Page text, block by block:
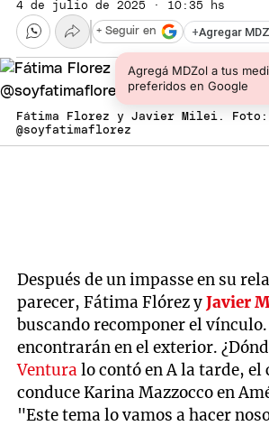
4 de julio de 2025 · 10:35 hs
+Agregar
Agregá MDZol a tus
preferidos en Google
+ Seguir en
Fátima Florez y Javier Milei. Foto:
@soyfatimaflorez
Después de un impasse en su
parecer, Fátima Flórez yJavier
buscando recomponer el
encontrarán en el exterior.
Ventura lo contó en A la tarde, el
conduce Karina Mazzocco en
"Este tema lo vamos a hacer